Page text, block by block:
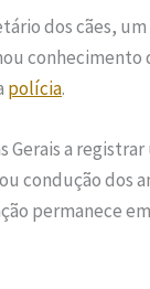
dos cães,
polícia.
Gerais a registrar
condução dos
permanece